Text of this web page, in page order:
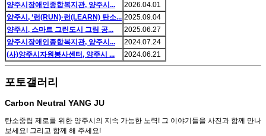
양주시장애인종합복지관, 양주시...
2026.04.01
양주시, ‘런(RUN)·런(LEARN) 탄소... 2025.09.04
양주시, 스마트 그린도시 그림 공...
2025.06.27
양주시장애인종합복지관, 양주시...
2024.07.24
(사)양주시자원봉사센터, 양주시 ...
2024.06.21
포토갤러리
Carbon Neutral YANG JU
탄소중립 제로를 위한 양주시의 지속 가능한 노력! 그 이야기들을 사진과 함께 만나
보세요! 그리고 함께 해 주세요!